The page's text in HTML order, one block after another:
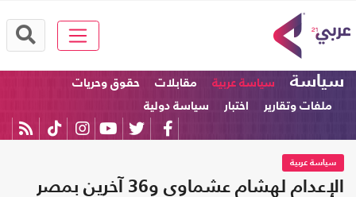
سياسة سياسة عربية مقابلات
حقوق وحريات
ملفات وتقارير
اختبار سياسة دولية
سياسة عربية
الإعدام لهشام عشماوي و36 آخرين بمصر